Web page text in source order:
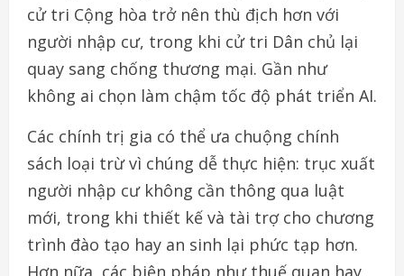
cử tri Cộng hòa trở nên thù địch hơn với
người nhập cư, trong khi cử tri Dân chủ lại
quay sang chống thương mại. Gần như
không ai chọn làm chậm tốc độ phát triển AI.
Các chính trị gia có thể ưa chuộng chính
sách loại trừ vì chúng dễ thực hiện: trục xuất
người nhập cư không cần thông qua luật
mới, trong khi thiết kế và tài trợ cho chương
trình đào tạo hay an sinh lại phức tạp hơn.
Hơn nữa, các biện pháp như thuế quan hay